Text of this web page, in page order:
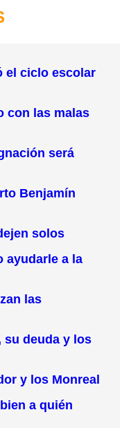
el ciclo escolar
con las malas
será
Benjamín
solos
ayudarle a la
las
su deuda y los
y los Monreal
a quién